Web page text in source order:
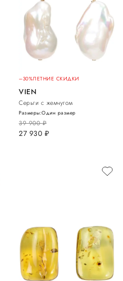
–30%ЛЕТНИЕ СКИДКИ
VIEN
Серьги с жемчугом
39 900руб.
27 930 руб.
Размеры:Один размер